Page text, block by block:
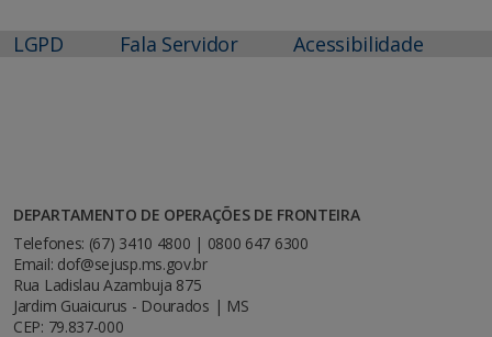
LGPD Fala Servidor Acessibilidade
DEPARTAMENTO DE OPERAÇÕES DE FRONTEIRA
Telefones: (67) 3410 4800 | 0800 647 6300
Email: dof@sejusp.ms.gov.br
Rua Ladislau Azambuja 875
Jardim Guaicurus - Dourados | MS
CEP: 79.837-000